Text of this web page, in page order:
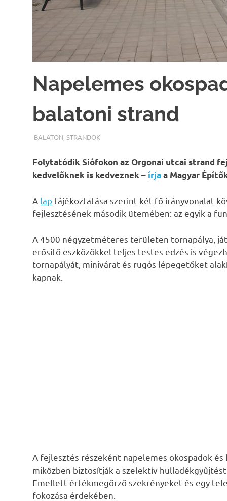
Napelemes
balatoni strand
TERMALFURDOK.COM
BALATON,STRANDOK
Folytatódik Siófokon az Orgonai utcai strand
kedvelőknek is kedveznek – írjaa Magyar
A lap tájékoztatása szerint két fő irányvonalat
fejlesztésének második ütemében: az egyik a
A 4500 négyzetméteres területen tornapálya,
erősítő eszközökkel teljes testes edzés is
tornapályát, minivárat és rugós lépegetőket
kapnak.
A fejlesztés részeként napelemes okospadok
miközben biztosítják a szelektív
Emellett értékmegőrző szekrényeket és egy
fokozása érdekében.